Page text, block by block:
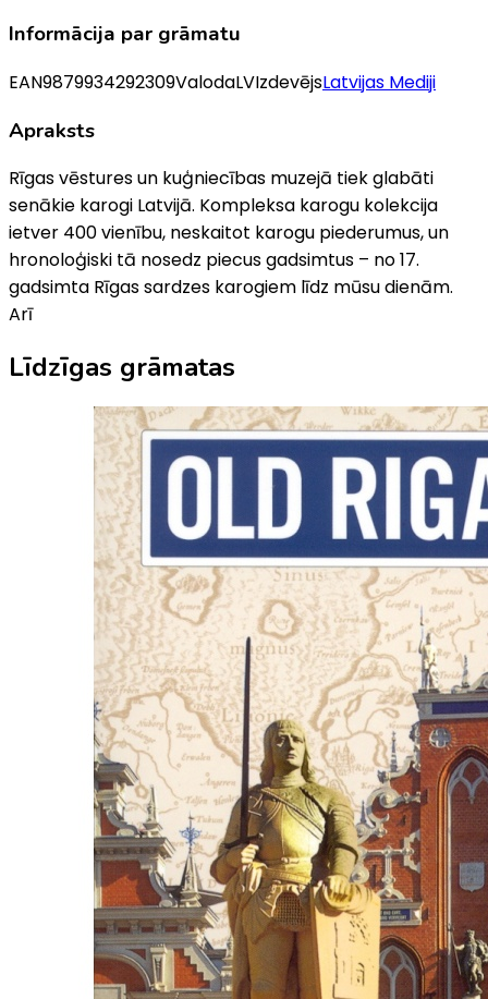
Informācija par grāmatu
EAN9879934292309ValodaLVIzdevējsLatvijas Mediji
Apraksts
Rīgas vēstures un kuģniecības muzejā tiek glabāti
senākie karogi Latvijā. Kompleksa karogu kolekcija
ietver 400 vienību, neskaitot karogu piederumus, un
hronoloģiski tā nosedz piecus gadsimtus – no 17.
gadsimta Rīgas sardzes karogiem līdz mūsu dienām.
Arī
Līdzīgas grāmatas